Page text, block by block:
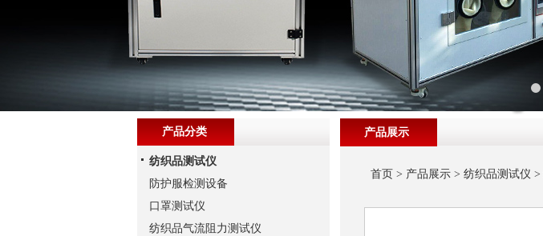
产品展示
首页 > 产品展示> 纺织品测试仪 >
产品分类
纺织品测试仪
防护服检测设备
口罩测试仪
纺织品气流阻力测试仪